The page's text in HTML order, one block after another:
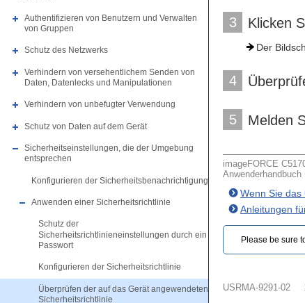
Authentifizieren von Benutzern und Verwalten
von Gruppen
Schutz des Netzwerks
Verhindern von versehentlichem Senden von
Daten, Datenlecks und Manipulationen
Verhindern von unbefugter Verwendung
Schutz von Daten auf dem Gerät
Sicherheitseinstellungen, die der Umgebung
entsprechen
Konfigurieren der Sicherheitsbenachrichtigung
Anwenden einer Sicherheitsrichtlinie
Schutz der
Sicherheitsrichtlinieneinstellungen durch ein
Passwort
Konfigurieren der Sicherheitsrichtlinie
Überprüfen der auf das Gerät angewendeten
Sicherheitsrichtlinie
3 Klicken
Der
4
5 Melden
imageFORCE
Wenn Sie das
Anleitungen
Please be sure
USRMA-9291-02